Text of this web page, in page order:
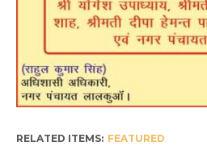
RELATED ITEMS: FEATURED